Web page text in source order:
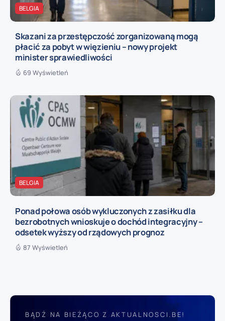
BELGIA
Skazani za przestępczość zorganizowaną mogą
płacić za pobyt w więzieniu – nowy projekt
minister sprawiedliwości
69 Wyświetleń
BELGIA
Ponad połowa osób wykluczonych z zasiłku dla
bezrobotnych wnioskuje o dochód integracyjny –
odsetek wyższy od rządowych prognoz
87 Wyświetleń
BĄDŹ NA BIEŻĄCO Z AKTUALNOSCI.BE!